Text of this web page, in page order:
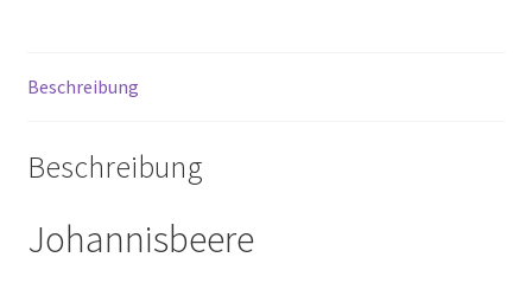
Beschreibung
Beschreibung
Johannisbeere